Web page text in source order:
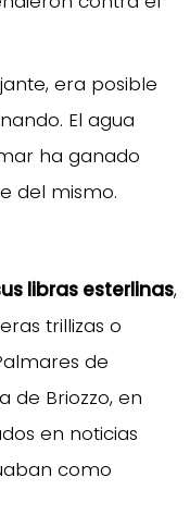
era posible
El agua
ha ganado
del mismo.
libras esterlinas,
trillizas o
de
de Briozzo, en
en noticias
como